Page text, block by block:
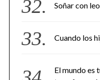
Soñar con
Cuando los
El mundo es